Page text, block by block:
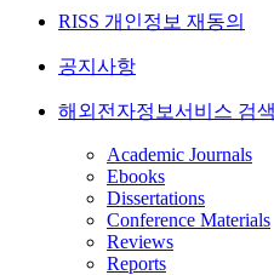
RISS 개인정보 재동의
공지사항
해외전자정보서비스 검색
Academic Journals
Ebooks
Dissertations
Conference Materials
Reviews
Reports